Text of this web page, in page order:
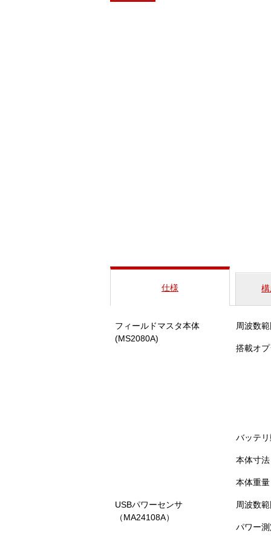
仕様
フィールドマスタ本体
(MS2080A)
周波数範
搭載オ
バッテ
本体寸法
本体重量
USBパワーセンサ
（MA24108A）
周波数範
パワー